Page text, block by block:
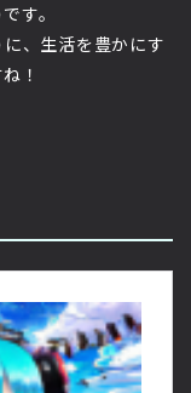
す。
、生活を豊かにす
！